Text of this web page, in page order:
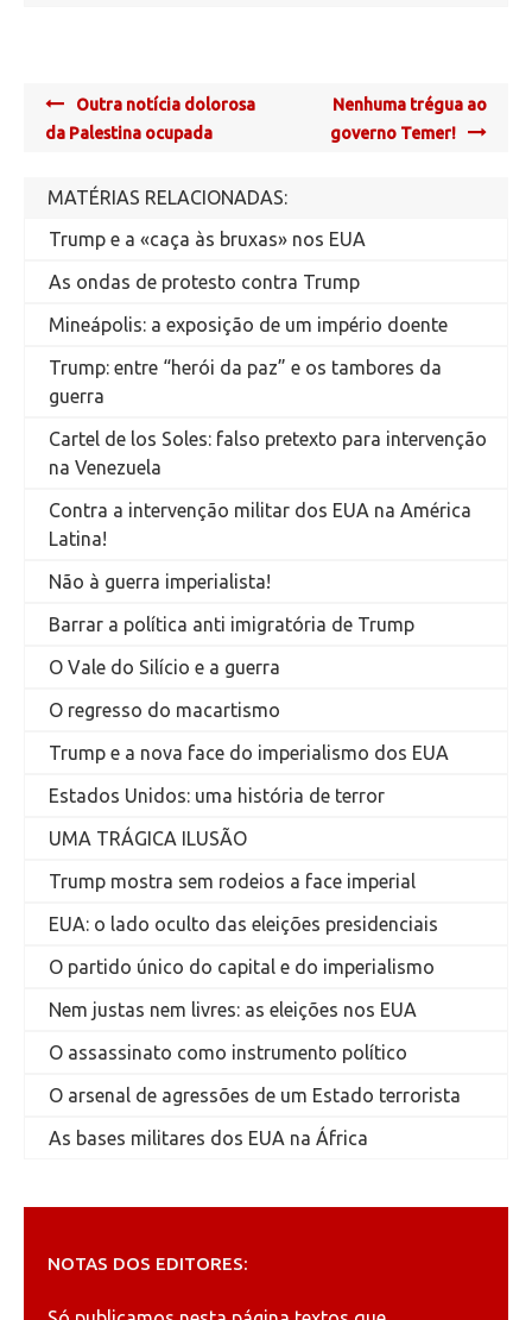
Post
navigation
Outra notícia dolorosa
da Palestina ocupada
Nenhuma trégua ao
governo Temer!
MATÉRIAS RELACIONADAS:
Trump e a «caça às bruxas» nos EUA
As ondas de protesto contra Trump
Mineápolis: a exposição de um império doente
Trump: entre “herói da paz” e os tambores da
guerra
Cartel de los Soles: falso pretexto para intervenção
na Venezuela
Contra a intervenção militar dos EUA na América
Latina!
Não à guerra imperialista!
Barrar a política anti imigratória de Trump
O Vale do Silício e a guerra
O regresso do macartismo
Trump e a nova face do imperialismo dos EUA
Estados Unidos: uma história de terror
UMA TRÁGICA ILUSÃO
Trump mostra sem rodeios a face imperial
EUA: o lado oculto das eleições presidenciais
O partido único do capital e do imperialismo
Nem justas nem livres: as eleições nos EUA
O assassinato como instrumento político
O arsenal de agressões de um Estado terrorista
As bases militares dos EUA na África
NOTAS DOS EDITORES: